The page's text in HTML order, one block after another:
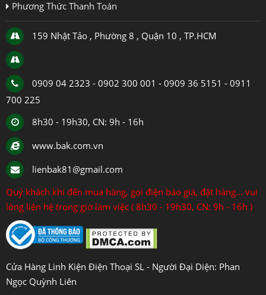
Phương Thức Thanh Toán
159 Nhật Tảo , Phường 8 , Quận 10 , TP.HCM
0909 04 2323 - 0902 300 001 - 0909 36 5151 - 0911
700 225
8h30 - 19h30, CN: 9h - 16h
www.bak.com.vn
lienbak81@gmail.com
Quý khách khi đến mua hàng, gọi điện báo giá, đặt hàng... vui
lòng liên hệ trong giờ làm việc ( 8h30 - 19h30, CN: 9h - 16h )
Cửa Hàng Linh Kiện Điện Thoại SL - Người Đại Diện: Phan
Ngọc Quỳnh Liên